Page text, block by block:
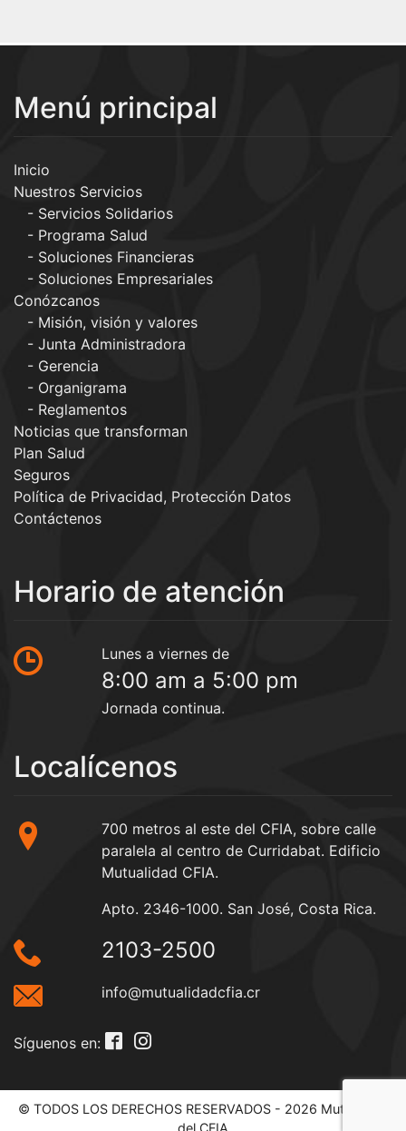
Menú principal
Inicio
Nuestros Servicios
Servicios Solidarios
Programa Salud
Soluciones Financieras
Soluciones Empresariales
Conózcanos
Misión, visión y valores
Junta Administradora
Gerencia
Organigrama
Reglamentos
Noticias que transforman
Plan Salud
Seguros
Política de Privacidad, Protección Datos
Contáctenos
Horario de atención
Lunes a viernes de
8:00 am a 5:00 pm
Jornada continua.
Localícenos
700 metros al este del CFIA, sobre calle
paralela al centro de Curridabat. Edificio
Mutualidad CFIA.
Apto. 2346-1000. San José, Costa Rica.
2103-2500
info@mutualidadcfia.cr
Síguenos en:
© TODOS LOS DERECHOS RESERVADOS - 2026 Mutualidad
del CFIA